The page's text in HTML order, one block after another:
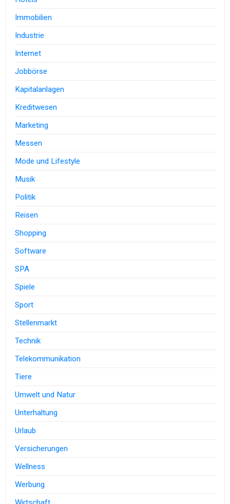
Immobilien
Industrie
Internet
Jobbörse
Kapitalanlagen
Kreditwesen
Marketing
Messen
Mode und Lifestyle
Musik
Politik
Reisen
Shopping
Software
SPA
Spiele
Sport
Stellenmarkt
Technik
Telekommunikation
Tiere
Umwelt und Natur
Unterhaltung
Urlaub
Versicherungen
Wellness
Werbung